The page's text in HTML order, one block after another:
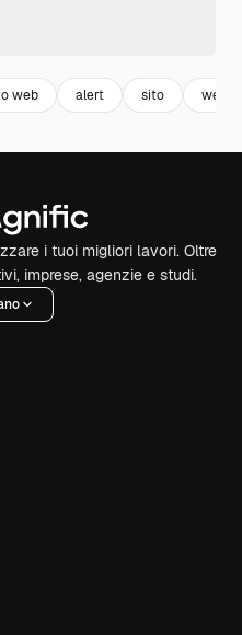
web alert sito web
i tuoi migliori lavori. Oltre
imprese, agenzie e studi.